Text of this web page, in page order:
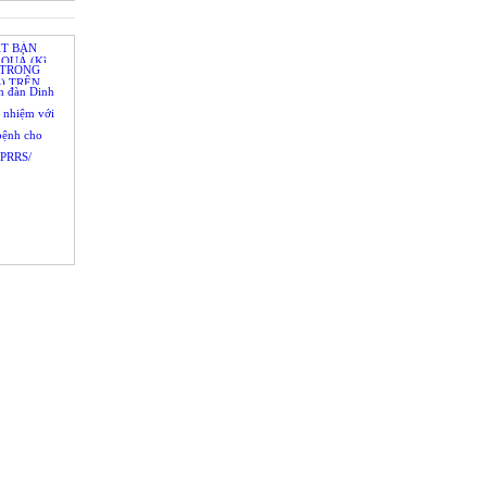
BẢN
QUẢ (Kì
TRÊN
đàn Dinh
nhiệm với
cho